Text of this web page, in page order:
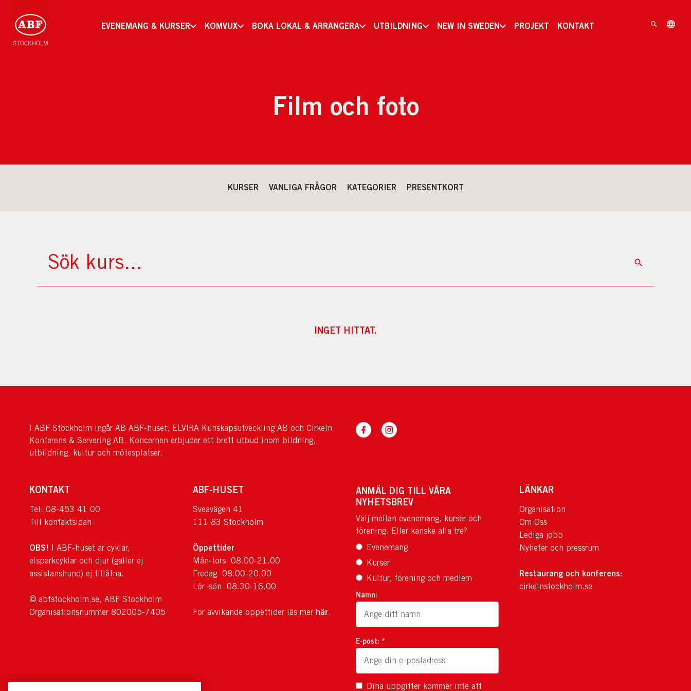
EVENEMANG & KURSER KOMVUX BOKA LOKAL & ARRANGERA UTBILDNING NEW IN SWEDEN PROJEKT KONTAKT
Film och foto
KURSER VANLIGA FRÅGOR KATEGORIER PRESENTKORT
INGET HITTAT.
I ABF Stockholm ingår AB ABF-huset, ELVIRA Kunskapsutveckling AB och Cirkeln
Konferens & Servering AB. Koncernen erbjuder ett brett utbud inom bildning,
utbildning, kultur och mötesplatser.
KONTAKT
Tel: 08-453 41 00
Till kontaktsidan
OBS! I ABF-huset är cyklar,
elsparkcyklar och djur (gäller ej
assistanshund) ej tillåtna.
© abfstockholm.se, ABF Stockholm
Organisationsnummer 802005-7405
ABF-HUSET
Sveavägen 41
111 83 Stockholm
Öppettider
Mån-tors 08.00-21.00
Fredag 08.00-20.00
Lör–sön 08.30-16.00
För avvikande öppettider läs mer här.
ANMÄL DIG TILL VÅRA
NYHETSBREV
Välj mellan evenemang, kurser och
förening. Eller kanske alla tre?
Evenemang
Kurser
Kultur, förening och medlem
Namn:
E-post: *
Dina uppgifter kommer inte att
LÄNKAR
Organisation
Om Oss
Lediga jobb
Nyheter och pressrum
Restaurang och konferens:
cirkelnstockholm.se